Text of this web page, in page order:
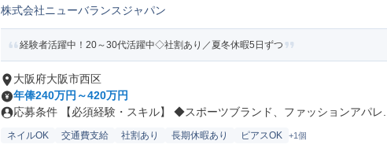
株式会社ニューバランスジャパン
経験者活躍中！20～30代活躍中◇社割あり／夏冬休暇5日ずつ
大阪府大阪市西区
年俸240万円～420万円
応募条件 【必須経験・スキル】 ◆スポーツブランド、ファッションアパレ...
ネイルOK 交通費支給 社割あり 長期休暇あり ピアスOK +1個